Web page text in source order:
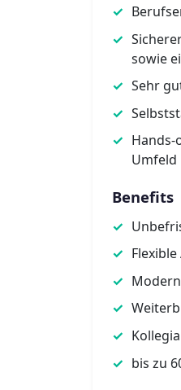
sowie
Sehr
Hands-
Umfeld
Benefits
bis zu